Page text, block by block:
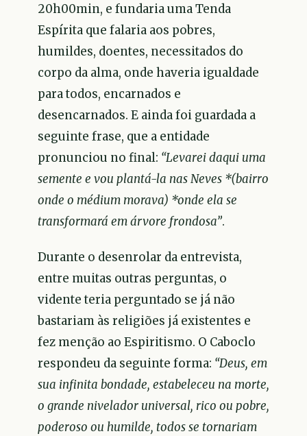
20h00min, e fundaria uma Tenda
Espírita que falaria aos pobres,
humildes, doentes, necessitados do
corpo da alma, onde haveria igualdade
para todos, encarnados e
desencarnados. E ainda foi guardada a
seguinte frase, que a entidade
pronunciou no final: “Levarei daqui uma
semente e vou plantá-la nas Neves *(bairro
onde o médium morava) *onde ela se
transformará em árvore frondosa”.
Durante o desenrolar da entrevista,
entre muitas outras perguntas, o
vidente teria perguntado se já não
bastariam às religiões já existentes e
fez menção ao Espiritismo. O Caboclo
respondeu da seguinte forma: “Deus, em
sua infinita bondade, estabeleceu na morte,
o grande nivelador universal, rico ou pobre,
poderoso ou humilde, todos se tornariam